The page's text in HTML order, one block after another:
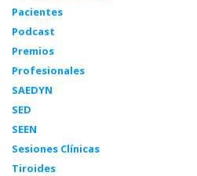
Pacientes
Podcast
Premios
Profesionales
SAEDYN
SED
SEEN
Sesiones Clínicas
Tiroides